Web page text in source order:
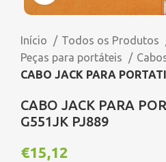
Início
Todos os Produtos
Peças para portáteis
CABO JACK PARA
CABO JACK PARA
G551JK PJ889
€15,12